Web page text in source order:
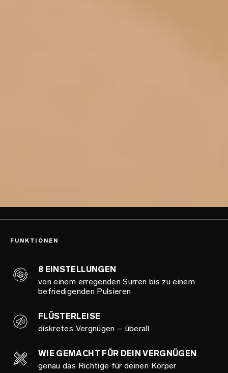
FUNKTIONEN
8 EINSTELLUNGEN
von einem erregenden Surren bis zu einem
befriedigenden Pulsieren
FLÜSTERLEISE
diskretes Vergnügen – überall
WIE GEMACHT FÜR DEIN VERGNÜGEN
genau das Richtige für deinen Körper